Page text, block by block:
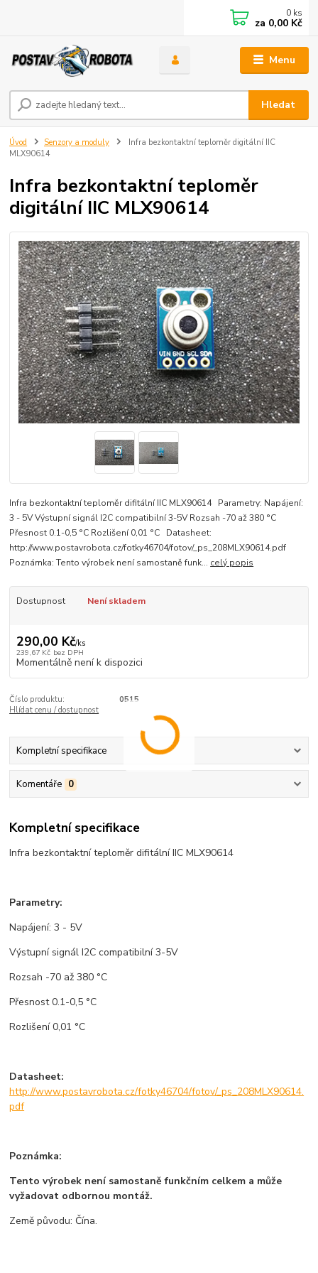
Menu
Hledat
0 ks
za 0,00 Kč
Úvod Senzory a moduly
Infra bezkontaktní teploměr digitální IIC
MLX90614
Infra bezkontaktní teploměr
digitální IIC MLX90614
Infra bezkontaktní teploměr difitální IIC MLX90614 Parametry: Napájení:
3 - 5V Výstupní signál I2C compatibilní 3-5V Rozsah -70 až 380 °C
Přesnost 0.1-0,5 °C Rozlišení 0,01 °C Datasheet:
http://www.postavrobota.cz/fotky46704/fotov/_ps_208MLX90614.pdf
Poznámka: Tento výrobek není samostaně funk... celý popis
Dostupnost Není skladem
290,00 Kč/ks
239,67 Kč bez DPH
Momentálně není k dispozici
Číslo produktu:
0515
Hlídat cenu / dostupnost
Kompletní specifikace
Komentáře 0
Kompletní specifikace
Infra bezkontaktní teploměr difitální IIC MLX90614
Parametry:
Napájení: 3 - 5V
Výstupní signál I2C compatibilní 3-5V
Rozsah -70 až 380 °C
Přesnost 0.1-0,5 °C
Rozlišení 0,01 °C
Datasheet:
http://www.postavrobota.cz/fotky46704/fotov/_ps_208MLX90614.
pdf
Poznámka:
Tento výrobek není samostaně funkčním celkem a může
vyžadovat odbornou montáž.
Země původu: Čína.